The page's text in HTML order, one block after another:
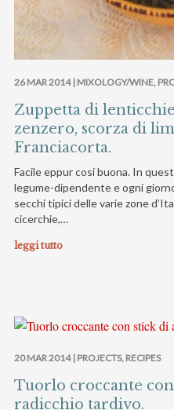
26 MAR 2014 | MIXOLOGY/WINE,
Zuppetta di
zenzero, scorza di
Franciacorta.
Facile eppur cosi buona. In
legume-dipendente e ogni
secchi tipici delle varie zone
cicerchie,…
leggi tutto
20 MAR 2014 | PROJECTS, RECIPES
Tuorlo croccante
radicchio tardivo.